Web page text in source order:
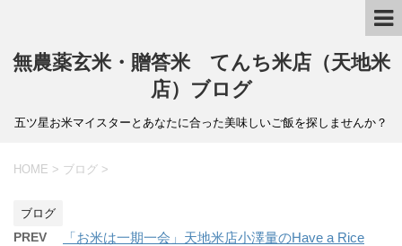
無農薬玄米・贈答米 てんち米店（天地米
店）ブログ
五ツ星お米マイスターとあなたに合った美味しいご飯を探しませんか？
HOME > ブログ >
ブログ
PREV
「お米は一期一会」天地米店小澤量のHave a Rice